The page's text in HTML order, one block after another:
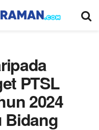
PTSL
2024
Bidang